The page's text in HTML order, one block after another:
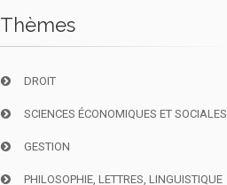
Thèmes
DROIT
SCIENCES ÉCONOMIQUES ET SOCIALES
GESTION
PHILOSOPHIE, LETTRES, LINGUISTIQUE